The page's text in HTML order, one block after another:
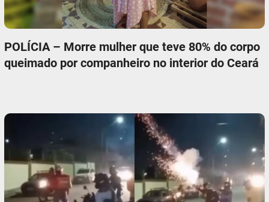
POLÍCIA – Morre mulher que teve 80% do corpo
queimado por companheiro no interior do Ceará